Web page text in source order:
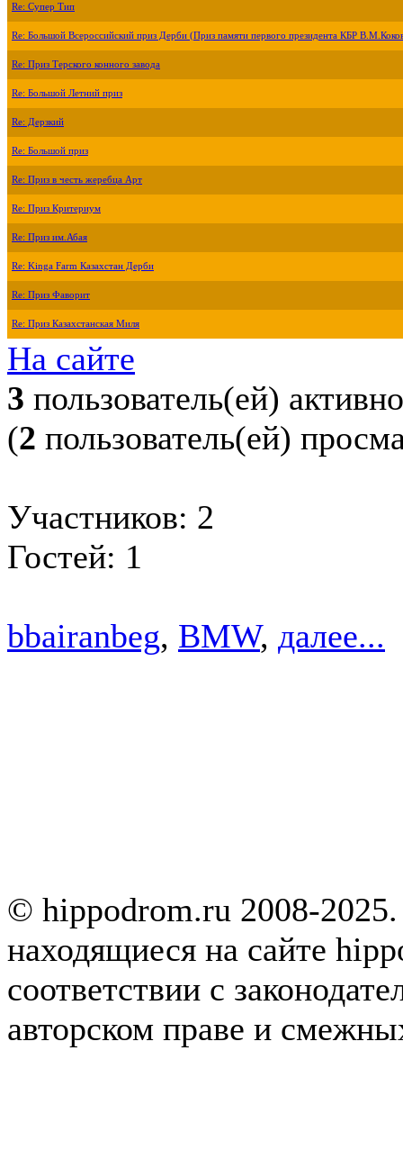
Re: Супер Тип
Re: Большой Всероссийский приз Дерби (Приз памяти первого президента КБР
Re: Приз Терского конного завода
Re: Большой Летний приз
Re: Дерзкий
Re: Большой приз
Re: Приз в честь жеребца Арт
Re: Приз Критериум
Re: Приз им.Абая
Re: Kinga Farm Казахстан Дерби
Re: Приз Фаворит
Re: Приз Казахстанская Миля
На сайте
3 пользователь(ей) активно
(2 пользователь(ей)
Участников: 2
Гостей: 1
bbairanbeg, BMW, далее...
© hippodrom.ru 2008-
находящиеся на сайте
соответствии с
авторском праве и